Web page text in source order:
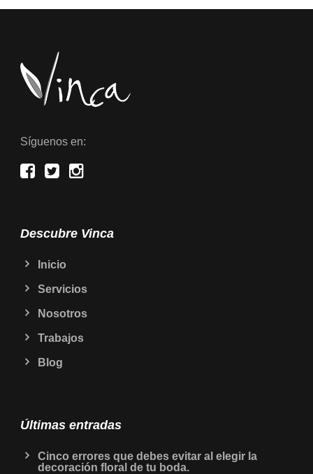
Síguenos en:
Descubre Vinca
Inicio
Servicios
Nosotros
Trabajos
Blog
Últimas entradas
Cinco errores que debes evitar al elegir la
decoración floral de tu boda.